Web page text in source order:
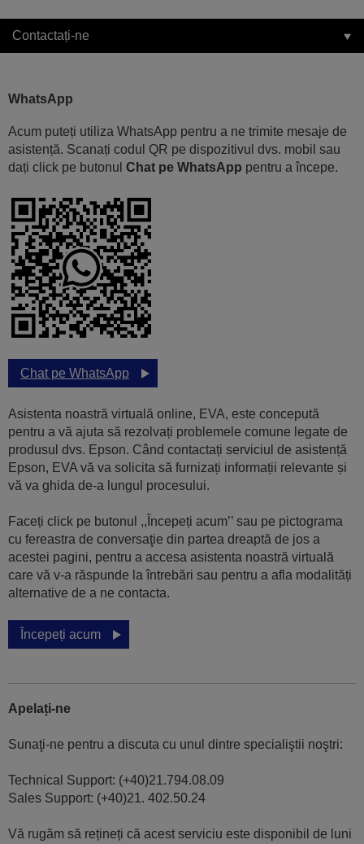
Contactați-ne
WhatsApp
Acum puteți utiliza WhatsApp pentru a ne trimite mesaje de
asistență. Scanați codul QR pe dispozitivul dvs. mobil sau
dați click pe butonul Chat pe WhatsApp pentru a începe.
Chat pe WhatsApp
Asistenta noastră virtuală online, EVA, este concepută
pentru a vă ajuta să rezolvați problemele comune legate de
produsul dvs. Epson. Când contactați serviciul de asistență
Epson, EVA vă va solicita să furnizați informații relevante și
vă va ghida de-a lungul procesului.
Faceți click pe butonul ,,Începeți acum’’ sau pe pictograma
cu fereastra de conversaţie din partea dreaptă de jos a
acestei pagini, pentru a accesa asistenta noastră virtuală
care vă v-a răspunde la întrebări sau pentru a afla modalități
alternative de a ne contacta.
Începeți acum
Apelați-ne
Sunaţi-ne pentru a discuta cu unul dintre specialiştii noştri:
Technical Support: (+40)21.794.08.09
Sales Support: (+40)21. 402.50.24
Vă rugăm să rețineți că acest serviciu este disponibil de luni